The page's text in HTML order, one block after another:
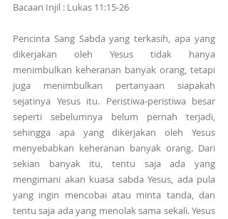
Bacaan Injil : Lukas 11:15-26
Pencinta Sang Sabda yang terkasih, apa yang
dikerjakan oleh Yesus tidak hanya
menimbulkan keheranan banyak orang, tetapi
juga menimbulkan pertanyaan siapakah
sejatinya Yesus itu. Peristiwa-peristiwa besar
seperti sebelumnya belum pernah terjadi,
sehingga apa yang dikerjakan oleh Yesus
menyebabkan keheranan banyak orang. Dari
sekian banyak itu, tentu saja ada yang
mengimani akan kuasa sabda Yesus, ada pula
yang ingin mencobai atau minta tanda, dan
tentu saja ada yang menolak sama sekali. Yesus